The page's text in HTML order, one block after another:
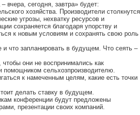
вчера, сегодня, завтра» будет:
хозяйства. Производители
угрозы, нехватку ресурсов и
сохраняется благодаря упорству и
к новым условиям и сохранять свою роль
что запланировать в будущем. Что сеять –
они не воспринимались как
помощником сельхозпроизводителю.
к намеченным целям, какие есть точки
делать ставку в будущем.
конференции будут предложены
презентации своих компаний.